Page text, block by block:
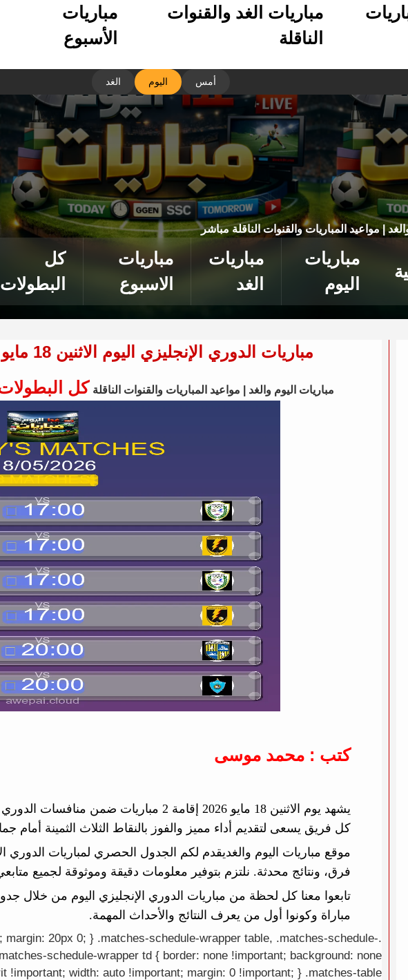
مباريات الغد والقنوات
الناقلة
مباريات
الأسبوع
أمس اليوم الغد
| مواعيد المباريات والقنوات الناقلة مباشر
مباريات
اليوم
مباريات
الغد
مباريات
الاسبوع
كل
البطولات
مباريات الدوري الإنجليزي اليوم الاثنين 18 مايو 2026 - الجدول الكامل والتوقيتات
مباريات اليوم والغد | مواعيد المباريات والقنوات الناقلة كل
كتب : محمد موسى
يشهد يوم الاثنين 18 مايو 2026 إقامة 2
كل فريق يسعى لتقديم أداء مميز والفوز بالنقاط الثلاث الثمينة أمام
موقع مباريات اليوم والغديقدم لكم الجدول الحصري لمباريات الدوري
فرق، ونتائج محدثة. نلتزم بتوفير معلومات دقيقة وموثوقة لجميع
تابعوا معنا كل لحظة من مباريات الدوري الإنجليزي اليوم من خلال
مباراة وكونوا أول من يعرف النتائج والأحداث المهمة.
20px 0; } .matches-schedule-wrapper table, .matches-schedule-
schedule-wrapper td { border: none !important; background: none
!important; width: auto !important; margin: 0 !important; } .matches-table